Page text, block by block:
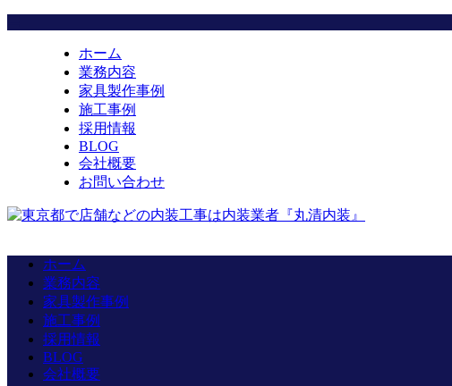
ホーム
業務内容
家具製作事例
施工事例
採用情報
BLOG
会社概要
お問い合わせ
ホーム
業務内容
家具製作事例
施工事例
採用情報
BLOG
会社概要